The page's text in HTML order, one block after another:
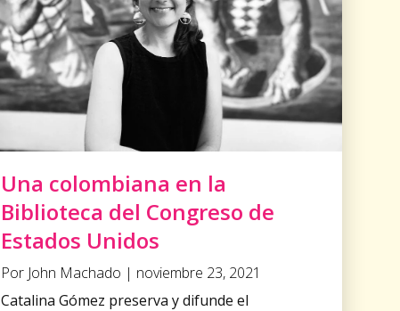
Una colombiana en la
Biblioteca del Congreso de
Estados Unidos
Por John Machado | noviembre 23, 2021
Catalina Gómez preserva y difunde el